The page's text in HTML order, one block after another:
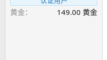
黄金 149.00 黄金